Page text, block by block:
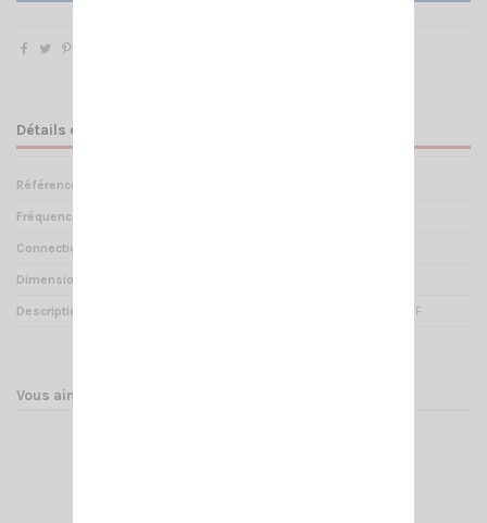
Détails du produit
Référence
Fréquences
Connectique
Dimensions
Description Antenne pour talky walky UHF
Vous aimerez aussi